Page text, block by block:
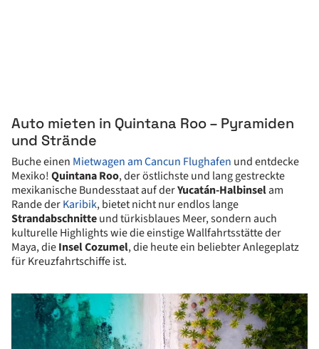
Auto mieten in Quintana Roo – Pyramiden
und Strände
Buche einen Mietwagen am Cancun Flughafen und entdecke
Mexiko!Quintana Roo, der östlichste und lang gestreckte
mexikanische Bundesstaat auf derYucatán-Halbinselam
Rande derKaribik, bietet nicht nur endlos lange
Strandabschnitteund türkisblaues Meer, sondern auch
kulturelle Highlights wie die einstige Wallfahrtsstätte der
Maya, dieInsel Cozumel, die heute ein beliebter Anlegeplatz
für Kreuzfahrtschiffe ist.